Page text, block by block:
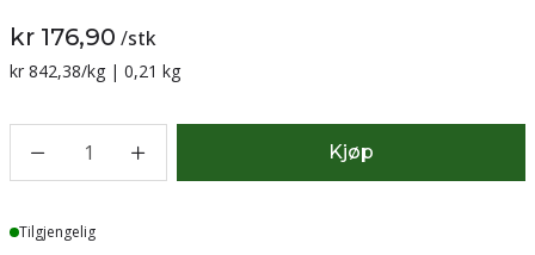
kr 176,90 /stk
Sammenligning pris:
kr 842,38/kg | 0,21 kg
1 Kjøp
Lager
Tilgjengelig